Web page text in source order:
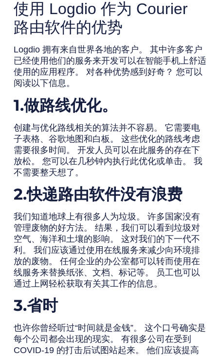
使用 Logdio 作为 Courier
路由软件的优势
Logdio 拥有来自世界各地的客户。 其中许多客户
已经使用他们的服务来开发可以在智能手机上舒适
使用的应用程序。 对各种优势感到好奇？ 您可以
阅读以下信息。
1.做路线优化。
创建与优化路线相关的算法并不容易。 它需要电
子表格、谷歌地图和白板。 这些优化的路线考虑
需要很多时间。 开发人员可以在此服务的存在下
放松。 您可以在几秒钟内执行此优化或单击。 我
不需要整天想了。
2.快递路由软件没有浪费
我们知道地球上有很多人为垃圾。 许多国家没有
管理废物的好方法。 结果，我们可以看到垃圾对
空气、海洋和土壤的影响。 这对我们的下一代不
利。 我们应该通过使用在线服务来减少向环境排
放的废物。 任何企业的办公室都可以转而使用在
线服务来替换纸张、文档、标记等。 员工也可以
通过上网轻松获取有关其工作的信息。
3.省时
也许你曾经听过“时间就是金钱”。 这个口号确实是
每个公司都会出现的现实。 有很多公司在受到
COVID-19 的打击后试图站起来。 他们应该提高